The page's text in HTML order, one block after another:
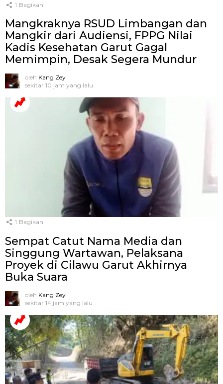
1 Bagikan
Mangkraknya RSUD Limbangan dan
Mangkir dari Audiensi, FPPG Nilai
Kadis Kesehatan Garut Gagal
Memimpin, Desak Segera Mundur
oleh Kang Zey
sekitar 10 jam yang lalu
1 Bagikan
Sempat Catut Nama Media dan
Singgung Wartawan, Pelaksana
Proyek di Cilawu Garut Akhirnya
Buka Suara
oleh Kang Zey
sekitar 14 jam yang lalu